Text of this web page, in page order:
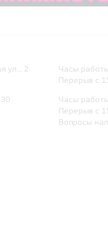
ул., 2
Часы
Перерыв с
Часы
Перерыв с
Вопросы